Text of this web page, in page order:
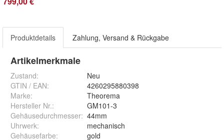
Produktdetails Zahlung, Versand & Rückgabe
Artikelmerkmale
Zustand:
Neu
GTIN / EAN:
4260295880398
Marke:
Theorema
Hersteller Nr.:
GM101-3
Gehäusedurchmesser: 44mm
Uhrwerk:
mechanisch
Gehäusefarbe:
gold